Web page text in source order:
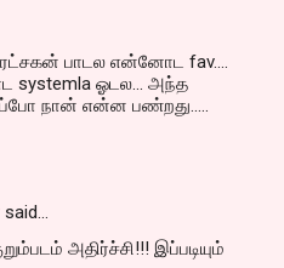
ரட்சகன் பாடல என்னோட fav....
ஓடல... அந்த
நான் என்ன பண்றது.....
said…
அதிர்ச்சி!!! இப்ப‌டியும்